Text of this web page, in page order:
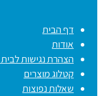
דף הבית
אודות
הצהרת נגישות
קטלוג מוצרים
שאלות נפוצות